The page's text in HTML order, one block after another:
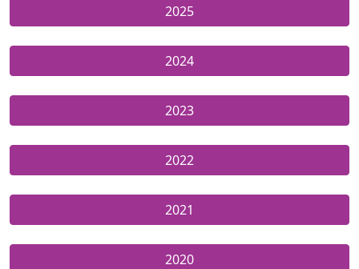
2025
2024
2023
2022
2021
2020